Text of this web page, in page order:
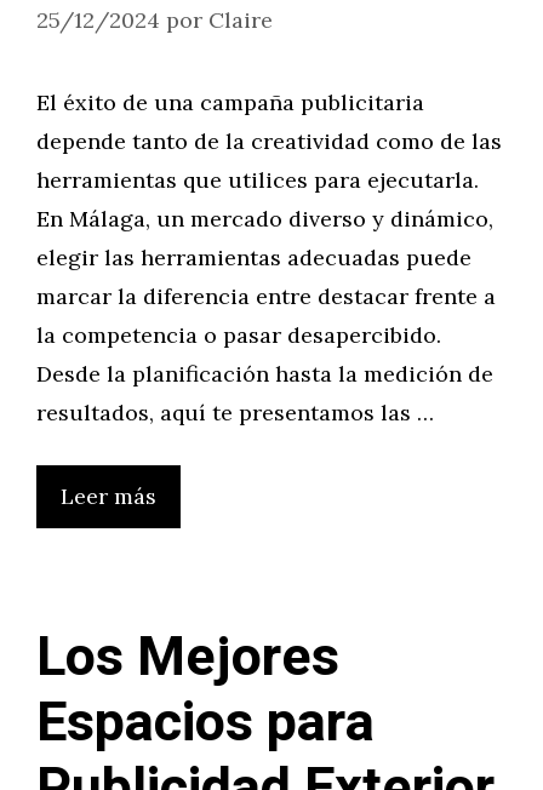
25/12/2024 por Claire
El éxito de una campaña publicitaria
depende tanto de la creatividad como de las
herramientas que utilices para ejecutarla.
En Málaga, un mercado diverso y dinámico,
elegir las herramientas adecuadas puede
marcar la diferencia entre destacar frente a
la competencia o pasar desapercibido.
Desde la planificación hasta la medición de
resultados, aquí te presentamos las …
Leer más
Los Mejores
Espacios para